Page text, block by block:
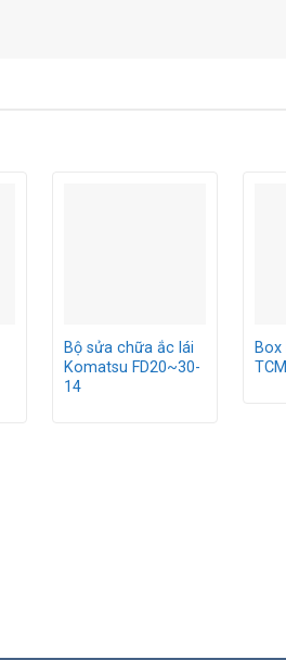
Bộ sửa chữa ắc lái
Komatsu FD20~30-
14
Box